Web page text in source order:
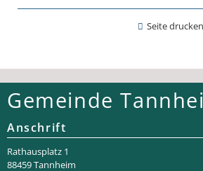
Seite drucken
Gemeinde
Anschrift
Rathaus­platz 1
88459 Tannheim